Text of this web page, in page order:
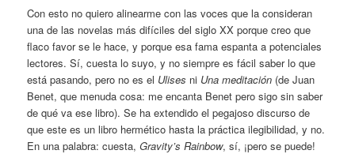
Con esto no quiero alinearme con las voces que la consideran
una de las novelas más difíciles del siglo XX porque creo que
flaco favor se le hace, y porque esa fama espanta a potenciales
lectores. Sí, cuesta lo suyo, y no siempre es fácil saber lo que
está pasando, pero no es el Ulises ni Una meditación (de Juan
Benet, que menuda cosa: me encanta Benet pero sigo sin saber
de qué va ese libro). Se ha extendido el pegajoso discurso de
que este es un libro hermético hasta la práctica ilegibilidad, y no.
En una palabra: cuesta,Gravity’s Rainbow, sí, ¡pero se puede!